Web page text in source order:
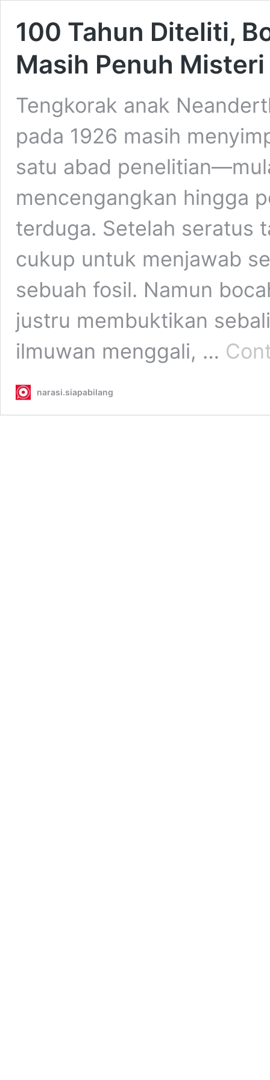
100 Tahun Diteliti,
Masih Penuh Misteri
Tengkorak anak
pada 1926 masih
satu abad
mencengangkan hingga
terduga. Setelah seratus
cukup untuk menjawab
sebuah fosil. Namun
justru membuktikan
ilmuwan menggali, …
narasi.siapabilang